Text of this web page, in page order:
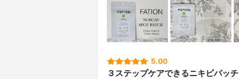
5.00
３ステップケアできるニキビパッチ